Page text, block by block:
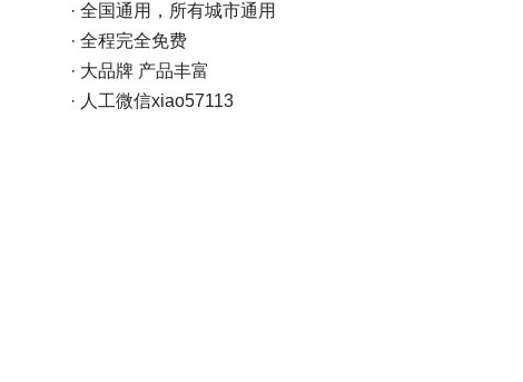
· 全国通用，所有城市通用
· 全程完全免费
· 大品牌 产品丰富
· 人工微信xiao57113